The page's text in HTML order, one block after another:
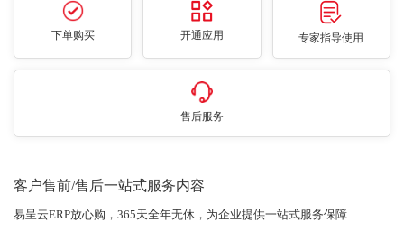
下单购买 开通应用 专家指导使用
售后服务
客户售前/售后一站式服务内容
易呈云ERP放心购，365天全年无休，为企业提供一站式服务保障